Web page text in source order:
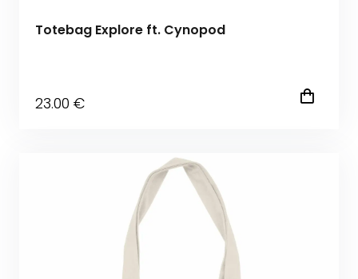
Totebag Explore ft. Cynopod
23.00 €